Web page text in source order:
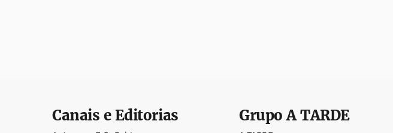
Canais e Editorias GrupoA TARDE